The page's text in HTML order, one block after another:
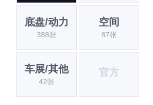
底盘/动力
388张
空间
87张
车展/其他
42张
官方